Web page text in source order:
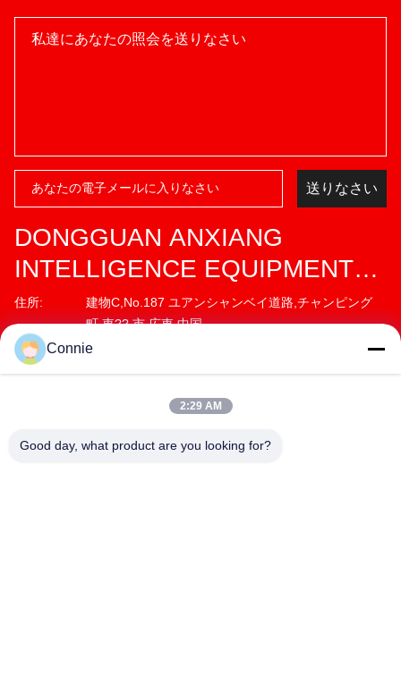
送りなさい
DONGGUAN ANXIANG
INTELLIGENCE EQUIPMENT
CO., LTD
住所:
建物C,No.187 ユアンシャンベイ道路,チャンピング
町,東?? 市,広東,中国
電話: 86--18929294698
Connie
2:29 AM
Good day, what product are you looking for?